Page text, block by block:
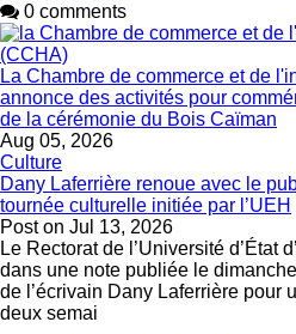
0 comments
La Chambre de commerce et de
annonce des activités pour
de la cérémonie du Bois Caïman
Aug 05, 2026
Culture
Dany Laferrière renoue avec le
tournée culturelle initiée par l’UEH
Post on Jul 13, 2026
Le Rectorat de l’Université d’État
dans une note publiée le
de l’écrivain Dany Laferrière pour
deux semai